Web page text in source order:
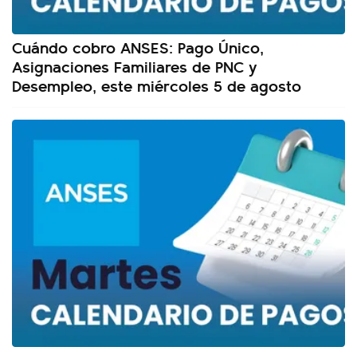
Cuándo cobro ANSES: Pago Único,
Asignaciones Familiares de PNC y
Desempleo, este miércoles 5 de agosto